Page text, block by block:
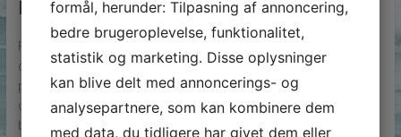
For at montage af betonelementer forløber gnidningsfrit, er
det afgørende at have en detaljeret montageplan. Denne
plan skal indeholde information om rækkefølge, løfteudstyr
og samlingsmetoder. Korrekt håndtering af
betonelementerne under transport og montage er også
formål, herunder: Tilpasning af annoncering,
bedre brugeroplevelse, funktionalitet,
statistik og marketing. Disse oplysninger
kan blive delt med annoncerings- og
analysepartnere, som kan kombinere dem
med data, du tidligere har givet dem eller